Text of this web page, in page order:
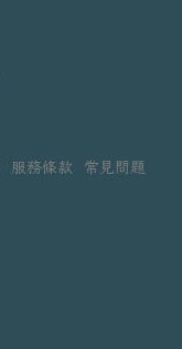
服務條款 常見問題